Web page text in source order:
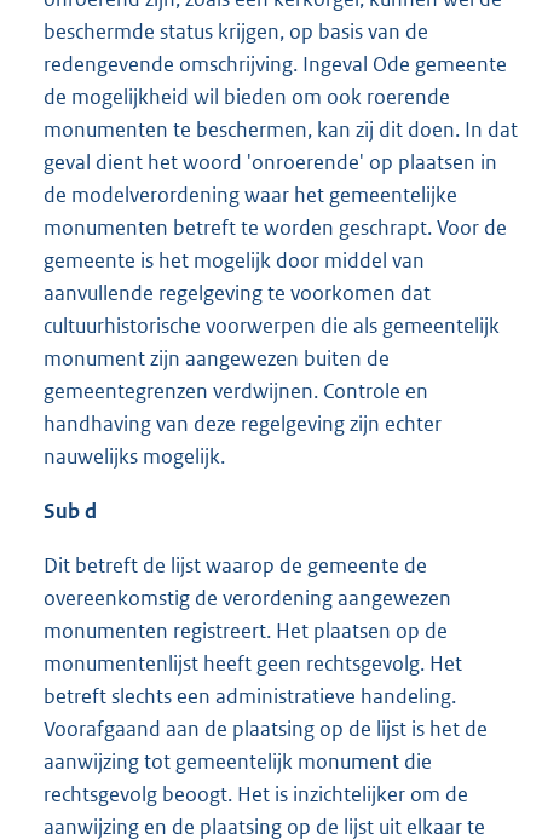
beschermde status krijgen, op basis van de
redengevende omschrijving. Ingeval Ode gemeente
de mogelijkheid wil bieden om ook roerende
monumenten te beschermen, kan zij dit doen. In dat
geval dient het woord 'onroerende' op plaatsen in
de modelverordening waar het gemeentelijke
monumenten betreft te worden geschrapt. Voor de
gemeente is het mogelijk door middel van
aanvullende regelgeving te voorkomen dat
cultuurhistorische voorwerpen die als gemeentelijk
monument zijn aangewezen buiten de
gemeentegrenzen verdwijnen. Controle en
handhaving van deze regelgeving zijn echter
nauwelijks mogelijk.
Sub d
Dit betreft de lijst waarop de gemeente de
overeenkomstig de verordening aangewezen
monumenten registreert. Het plaatsen op de
monumentenlijst heeft geen rechtsgevolg. Het
betreft slechts een administratieve handeling.
Voorafgaand aan de plaatsing op de lijst is het de
aanwijzing tot gemeentelijk monument die
rechtsgevolg beoogt. Het is inzichtelijker om de
aanwijzing en de plaatsing op de lijst uit elkaar te